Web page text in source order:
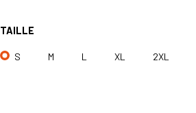
TAILLE
S M L XL 2XL